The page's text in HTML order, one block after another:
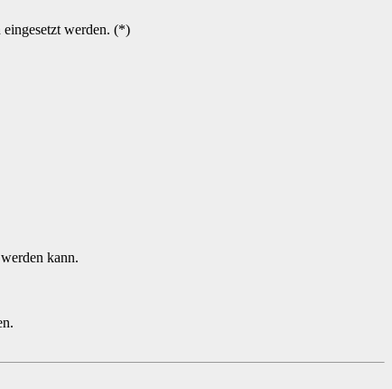
werden. (*)
kann.